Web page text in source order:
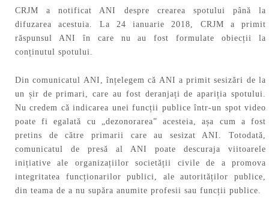
CRJM a notificat ANI despre crearea spotului până la
difuzarea acestuia. La 24 ianuarie 2018, CRJM a primit
răspunsul ANI în care nu au fost formulate obiecții la
conținutul spotului.
Din comunicatul ANI, înțelegem că ANI a primit sesizări de la
un șir de primari, care au fost deranjați de apariția spotului.
Nu credem că indicarea unei funcții publice într-un spot video
poate fi egalată cu „dezonorarea” acesteia, așa cum a fost
pretins de către primarii care au sesizat ANI. Totodată,
comunicatul de presă al ANI poate descuraja viitoarele
inițiative ale organizațiilor societății civile de a promova
integritatea funcționarilor publici, ale autorităților publice,
din teama de a nu supăra anumite profesii sau funcții publice.